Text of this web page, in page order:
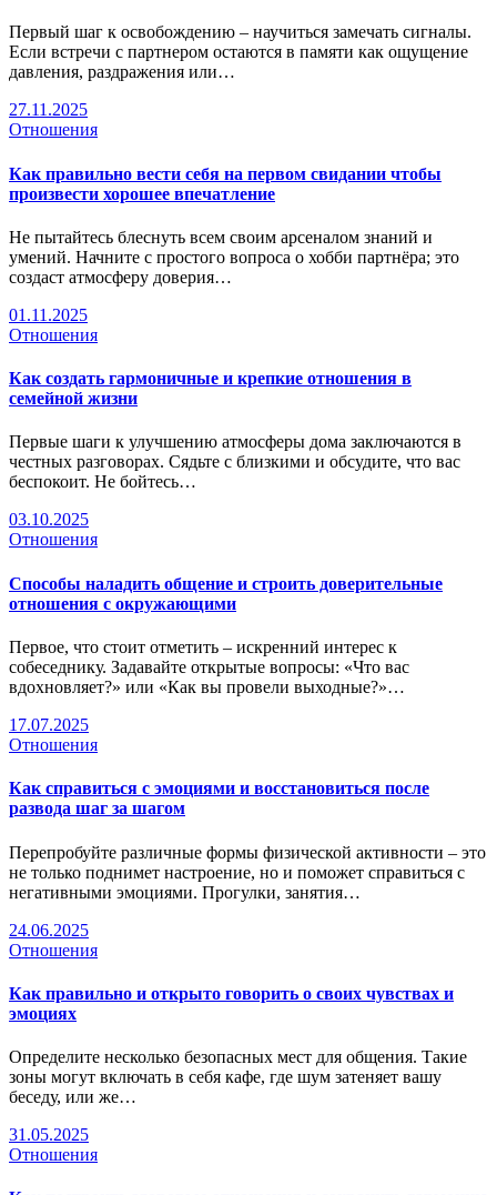
Первый шаг к освобождению – научиться замечать сигналы.
Если встречи с партнером остаются в памяти как ощущение
давления, раздражения или…
27.11.2025
Отношения
Как правильно вести себя на первом свидании чтобы
произвести хорошее впечатление
Не пытайтесь блеснуть всем своим арсеналом знаний и
умений. Начните с простого вопроса о хобби партнёра; это
создаст атмосферу доверия…
01.11.2025
Отношения
Как создать гармоничные и крепкие отношения в
семейной жизни
Первые шаги к улучшению атмосферы дома заключаются в
честных разговорах. Сядьте с близкими и обсудите, что вас
беспокоит. Не бойтесь…
03.10.2025
Отношения
Способы наладить общение и строить доверительные
отношения с окружающими
Первое, что стоит отметить – искренний интерес к
собеседнику. Задавайте открытые вопросы: «Что вас
вдохновляет?» или «Как вы провели выходные?»…
17.07.2025
Отношения
Как справиться с эмоциями и восстановиться после
развода шаг за шагом
Перепробуйте различные формы физической активности – это
не только поднимет настроение, но и поможет справиться с
негативными эмоциями. Прогулки, занятия…
24.06.2025
Отношения
Как правильно и открыто говорить о своих чувствах и
эмоциях
Определите несколько безопасных мест для общения. Такие
зоны могут включать в себя кафе, где шум затеняет вашу
беседу, или же…
31.05.2025
Отношения